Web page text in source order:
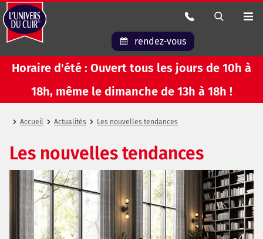
rendez-vous
Horaire d'été : Ouvert tous les jours de 10h à
18h, même le dimanche de 13h à 18h !
Accueil Actualités Les nouvelles tendances
Les nouvelles tendances